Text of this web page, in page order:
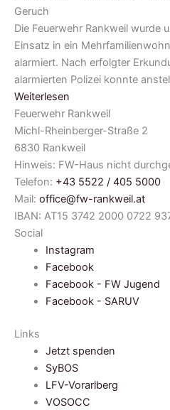
Geruch
Die Feuerwehr Rankweil wurde
Einsatz in ein
alarmiert. Nach erfolgter
alarmierten Polizei konnte
Weiterlesen
Feuerwehr Rankweil
Michl-Rheinberger-Straße 2
6830 Rankweil
Hinweis: FW-Haus nicht
Telefon: +43 5522 / 405 5000
Mail: office@fw-rankweil.at
IBAN: AT15 3742 2000 0722
Social
Instagram
Facebook
Facebook - FW Jugend
Facebook - SARUV
Links
Jetzt spenden
SyBOS
LFV-Vorarlberg
VOSOCC